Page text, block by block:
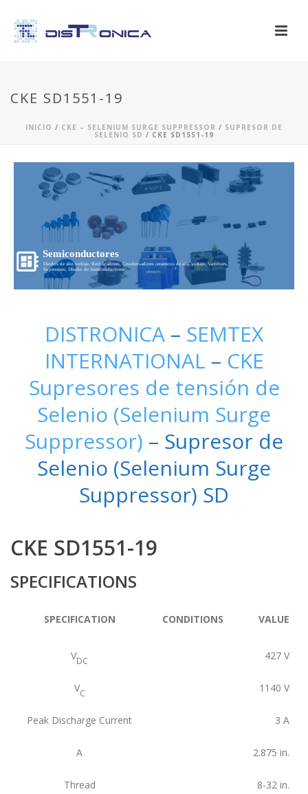
CKE SD1551-19
INICIO / CKE – SELENIUM SURGE SUPPRESSOR / SUPRESOR DE
SELENIO SD / CKE SD1551-19
Semiconductores
Diodos de alto voltaje, Rectificadores, Condensadores ceramicos de alto voltaje, Varistores,
Supresores, Diseño de Semiconductores...
DISTRONICA – SEMTEX
INTERNATIONAL – CKE
Supresores de tensión de
Selenio (Selenium Surge
Suppressor) – Supresor de
Selenio (Selenium Surge
Suppressor) SD
CKE SD1551-19
SPECIFICATIONS
SPECIFICATION CONDITIONS VALUE
VDC 427 V
VC 1140 V
Peak Discharge Current 3 A
A 2.875 in.
Thread 8-32 in.